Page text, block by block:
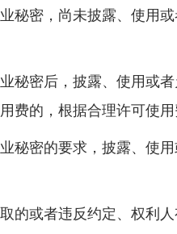
密，尚未披露、使用或
密后，披露、使用或者
费的，根据合理许可使用
密的要求，披露、使用
或者违反约定、权利人